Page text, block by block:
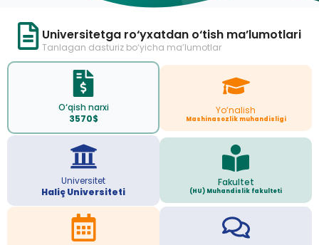
Universitetga ro‘yxatdan o‘tish ma’lumotlari
Tanlagan dasturiz bo‘yicha ma’lumotlar
O‘qish narxi
3570$
Yo‘nalish
Mashinasozlik muhandisligi
Universitet
Haliç Universiteti
Fakultet
(HU) Muhandislik fakulteti